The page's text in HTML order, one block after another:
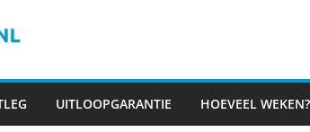
UITLOOPGARANTIE HOEVEEL WEKEN?